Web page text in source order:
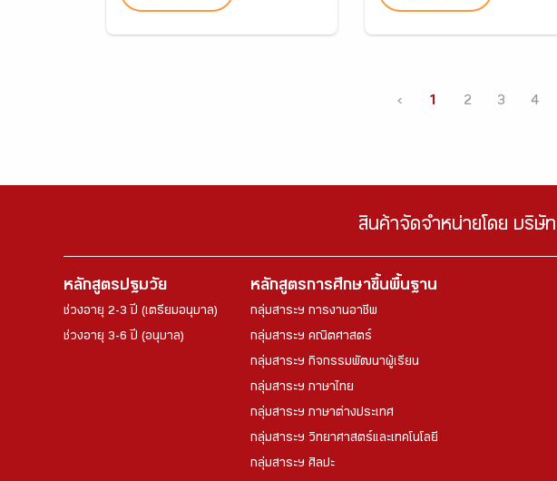
‹ 1 2 3 4
สินค้าจัดจำหน่ายโดย บริษั
หลักสูตรปฐมวัย
ช่วงอายุ 2-3 ปี (เตรียมอนุบาล)
ช่วงอายุ 3-6 ปี (อนุบาล)
หลักสูตรการศึกษาขึ้นพื้นฐาน
กลุ่มสาระฯ การงานอาชีพ
กลุ่มสาระฯ คณิตศาสตร์
กลุ่มสาระฯ กิจกรรมพัฒนาผู้เรียน
กลุ่มสาระฯ ภาษาไทย
กลุ่มสาระฯ ภาษาต่างประเทศ
กลุ่มสาระฯ วิทยาศาสตร์และเทคโนโลยี
กลุ่มสาระฯ ศิลปะ